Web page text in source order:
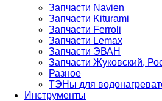
Запчасти Navien
Запчасти Kiturami
Запчасти Ferroli
Запчасти Lemax
Запчасти ЭВАН
Запчасти Жуковский,
Разное
ТЭНы для
Инструменты